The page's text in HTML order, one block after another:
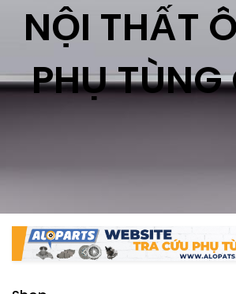
NỘI THẤT
PHỤ TÙNG